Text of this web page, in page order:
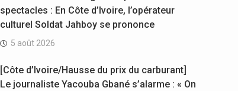
spectacles : En Côte d’Ivoire, l’opérateur
culturel Soldat Jahboy se prononce
5 août 2026
[Côte d’Ivoire/Hausse du prix du carburant]
Le journaliste Yacouba Gbané s’alarme : « On